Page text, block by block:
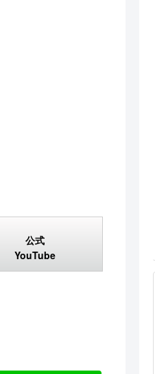
公式
YouTube